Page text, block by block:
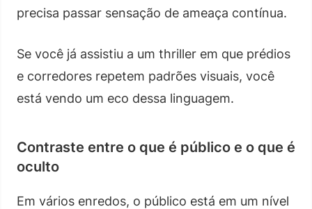
precisa passar sensação de ameaça contínua.
Se você já assistiu a um thriller em que prédios
e corredores repetem padrões visuais, você
está vendo um eco dessa linguagem.
Contraste entre o que é público e o que é
oculto
Em vários enredos, o público está em um nível